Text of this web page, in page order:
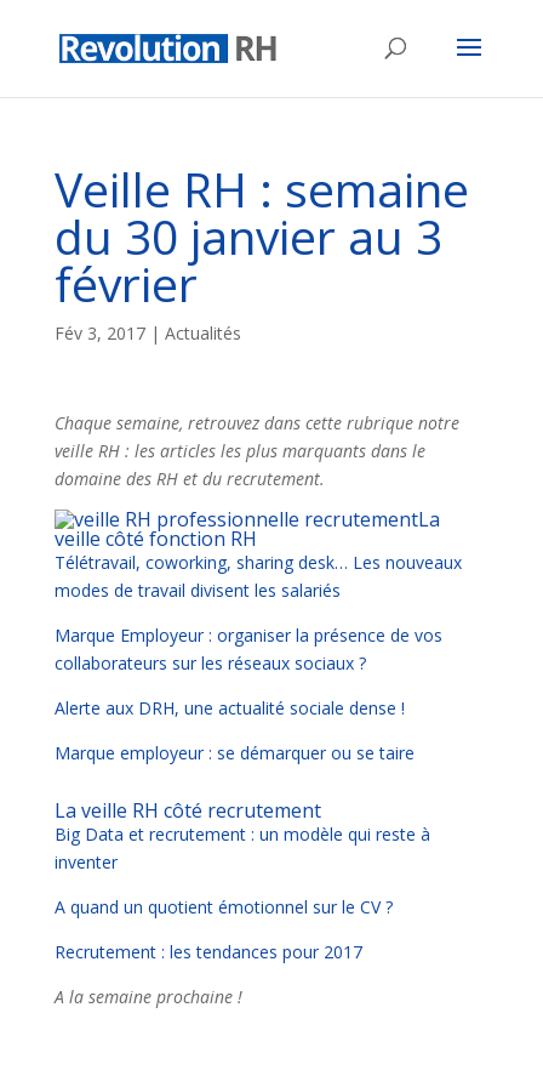
Veille RH : semaine
du 30 janvier au 3
février
Fév 3, 2017| Actualités
Chaque semaine, retrouvez dans cette rubrique notre
veille RH : les articles les plus marquants dans le
domaine des RH et du recrutement.
La
veille côté fonction RH
Télétravail, coworking, sharing desk… Les nouveaux
modes de travail divisent les salariés
Marque Employeur : organiser la présence de vos
collaborateurs sur les réseaux sociaux ?
Alerte aux DRH, une actualité sociale dense !
Marque employeur : se démarquer ou se taire
La veille RH côté recrutement
Big Data et recrutement : un modèle qui reste à
inventer
A quand un quotient émotionnel sur le CV ?
Recrutement : les tendances pour 2017
A la semaine prochaine !